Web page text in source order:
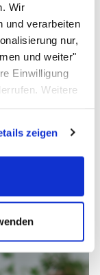
Wir
und verarbeiten
nur,
und weiter"
Einwilligung
Weitere
zeigen
gefallen